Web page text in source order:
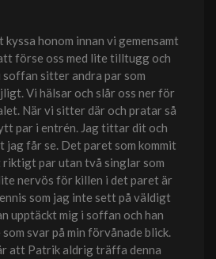
kyssa honom innan vi gemensamt
förse oss med lite tilltugg och
sitter andra par som
Vi hälsar och slår oss ner för
När vi sitter där och pratar så
par i entrén. Jag tittar dit och
jag får se. Det paret som kommit
riktigt par utan två singlar som
nervös för killen i det paret är
som jag inte sett på väldigt
upptäckt mig i soffan och han
svar på min förvånade blick.
att Patrik aldrig träffa denna